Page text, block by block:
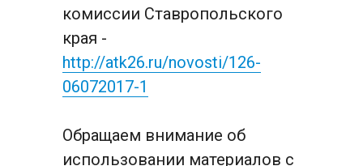
комиссии Ставропольского
http://atk26.ru/novosti/126-
06072017-1
Обращаем внимание об
использовании материалов с